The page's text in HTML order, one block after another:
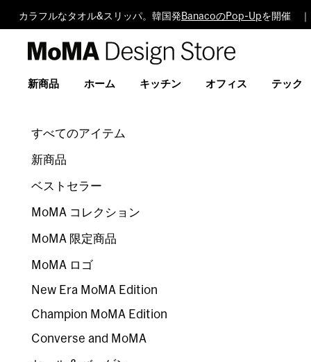
カラフルなタオル&スリッパ。韓国発 BanacoのPop-Upを開催
Design
新商品 ホーム キッチン オフィス テック
すべてのアイテム
新商品
ベストセラー
MoMA コレクション
MoMA 限定商品
MoMA ロゴ
New Era MoMA Edition
Champion MoMA Edition
Converse and MoMA